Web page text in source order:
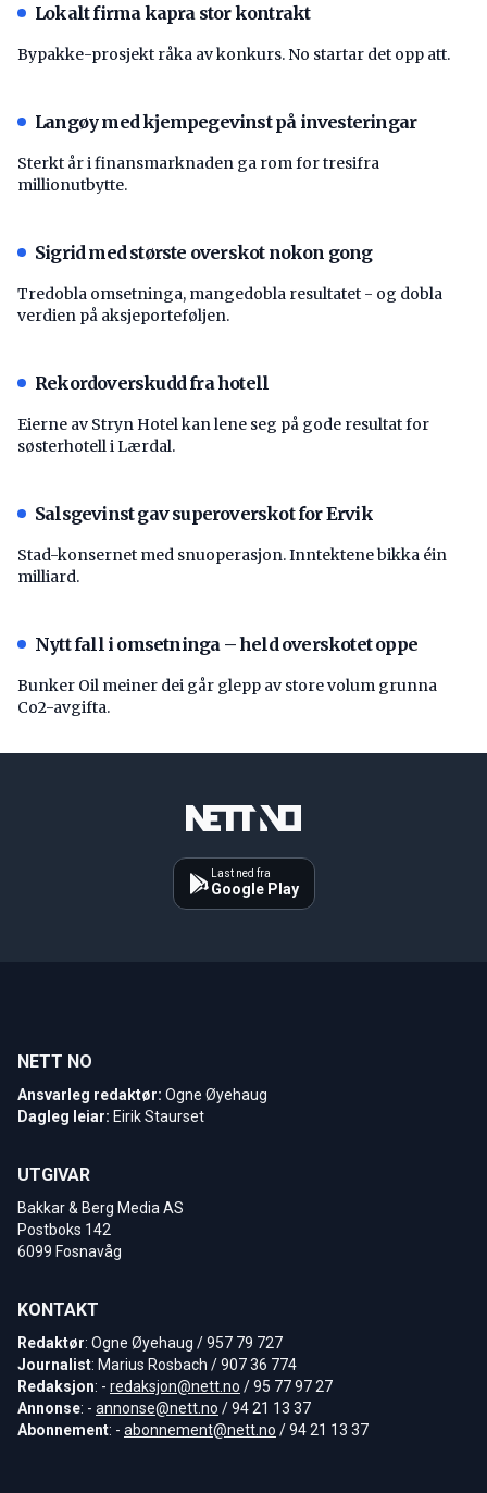
Lokalt firma kapra stor kontrakt
Bypakke-prosjekt råka av konkurs. No startar det opp att.
Langøy med kjempegevinst på investeringar
Sterkt år i finansmarknaden ga rom for tresifra
millionutbytte.
Sigrid med største overskot nokon gong
Tredobla omsetninga, mangedobla resultatet - og dobla
verdien på aksjeporteføljen.
Rekordoverskudd fra hotell
Eierne av Stryn Hotel kan lene seg på gode resultat for
søsterhotell i Lærdal.
Salsgevinst gav superoverskot for Ervik
Stad-konsernet med snuoperasjon. Inntektene bikka éin
milliard.
Nytt fall i omsetninga – held overskotet oppe
Bunker Oil meiner dei går glepp av store volum grunna
Co2-avgifta.
Last ned fra
Google Play
NETT NO
Ansvarleg redaktør: Ogne Øyehaug
Dagleg leiar: Eirik Staurset
UTGIVAR
Bakkar & Berg Media AS
Postboks 142
6099 Fosnavåg
KONTAKT
Redaktør: Ogne Øyehaug / 957 79 727
Journalist: Marius Rosbach / 907 36 774
Redaksjon: - redaksjon@nett.no / 95 77 97 27
Annonse: - annonse@nett.no / 94 21 13 37
Abonnement: - abonnement@nett.no / 94 21 13 37